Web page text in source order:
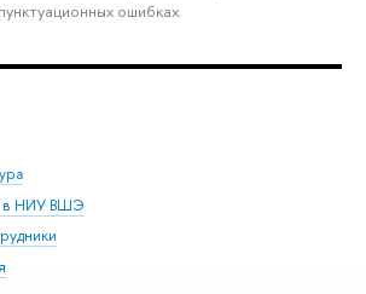
ошибках.
в НИУ ВШЭ